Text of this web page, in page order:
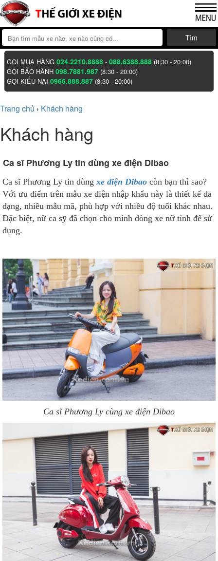
Tìm
GỌI MUA HÀNG024.2210.8888 -088.6388.888 (8:30 - 20:00)
GỌI BẢO HÀNH098.7881.987 (8:30 - 20:00)
GỌI KIẾU NẠI0966.888.887 (8:30 - 20:00)
Trang chủ › Khách hàng
Khách hàng
Ca sĩ Phương Ly tin dùng xe điện Dibao
Ca sĩ Phương Ly tin dùngxe điện Dibao còn bạn thì sao?
Với ưu điểm trên mẫu xe điện nhập khẩu này là thiết kế đa
dạng, nhiều mẫu mã, phù hợp với nhiều độ tuổi khác nhau.
Đặc biệt, nữ ca sỹ đã chọn cho mình dòng xe nữ tính để sử
dụng.
Ca sĩ Phương Ly cùng xe điện Dibao